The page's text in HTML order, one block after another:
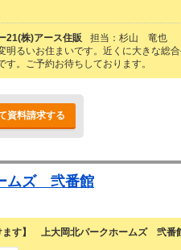
21(株)アース住販
担当：杉山 竜也
明るいお住まいです。近くに大きな総
す。ご予約お待ちしております。
資料請求する
ムズ 弐番館
ます】 上大岡北パークホームズ 弐番